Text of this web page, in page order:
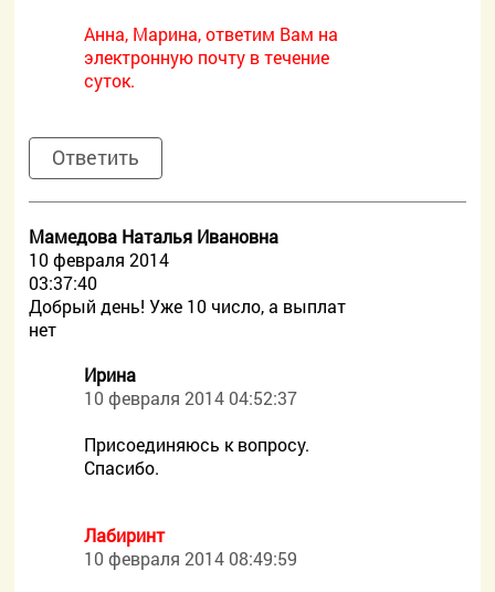
Анна, Марина, ответим Вам на
электронную почту в течение
суток.
Ответить
Мамедова Наталья Ивановна
10 февраля 2014
03:37:40
Добрый день! Уже 10 число, а выплат
нет
Ирина
10 февраля 2014 04:52:37
Присоединяюсь к вопросу.
Спасибо.
Лабиринт
10 февраля 2014 08:49:59